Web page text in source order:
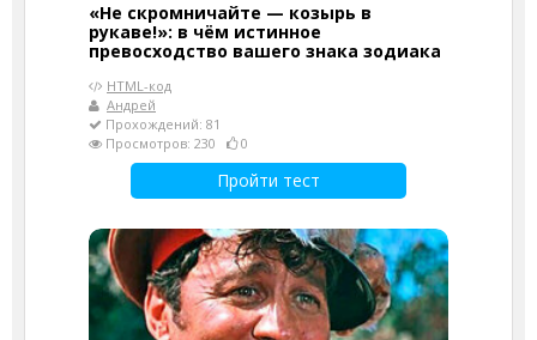
«Не скромничайте — козырь в
рукаве!»: в чём истинное
превосходство вашего знака зодиака
HTML-код
Андрей
Прохождений: 81
Просмотров: 230
0
Пройти тест